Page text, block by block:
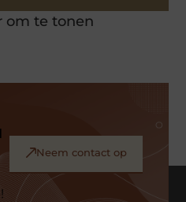
om te tonen
Neem contact op